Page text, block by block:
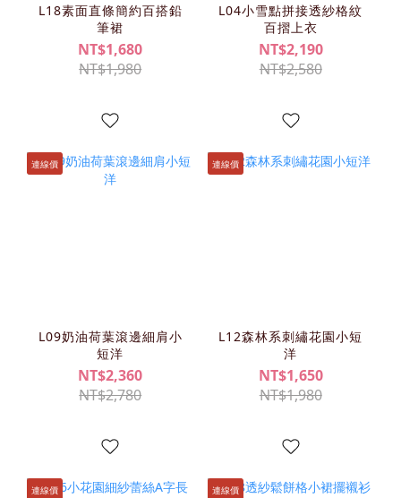
L18素面直條簡約百搭鉛
筆裙
NT$1,680
NT$1,980
L04小雪點拼接透紗格紋
百摺上衣
NT$2,190
NT$2,580
連線價
L09奶油荷葉滾邊細肩小
短洋
NT$2,360
NT$2,780
連線價
L12森林系刺繡花園小短
洋
NT$1,650
NT$1,980
連線價 連線價